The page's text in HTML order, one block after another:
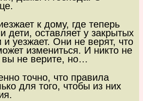
к дому, где теперь
дети, оставляет у закрытых
уезжает. Они не верят, что
измениться. И никто не
вы не верите, но…
точно, что правила
для того, чтобы из них